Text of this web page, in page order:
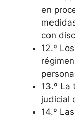
en
con
12.º
13.º La
judicial
14.º